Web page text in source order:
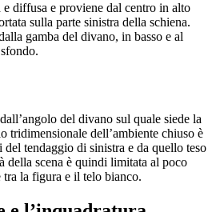
diffusa e proviene dal centro in alto
sulla parte sinistra della schiena.
gamba del divano, in basso e al
del divano sul quale siede la
tridimensionale dell’ambiente chiuso è
tendaggio di sinistra e da quello teso
della scena è quindi limitata al poco
la figura e il telo bianco.